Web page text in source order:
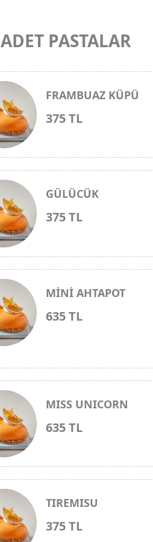
ADET PASTALAR
FRAMBUAZ KÜPÜ
375 TL
GÜLÜCÜK
375 TL
MİNİ AHTAPOT
635 TL
MISS UNICORN
635 TL
TIREMISU
375 TL